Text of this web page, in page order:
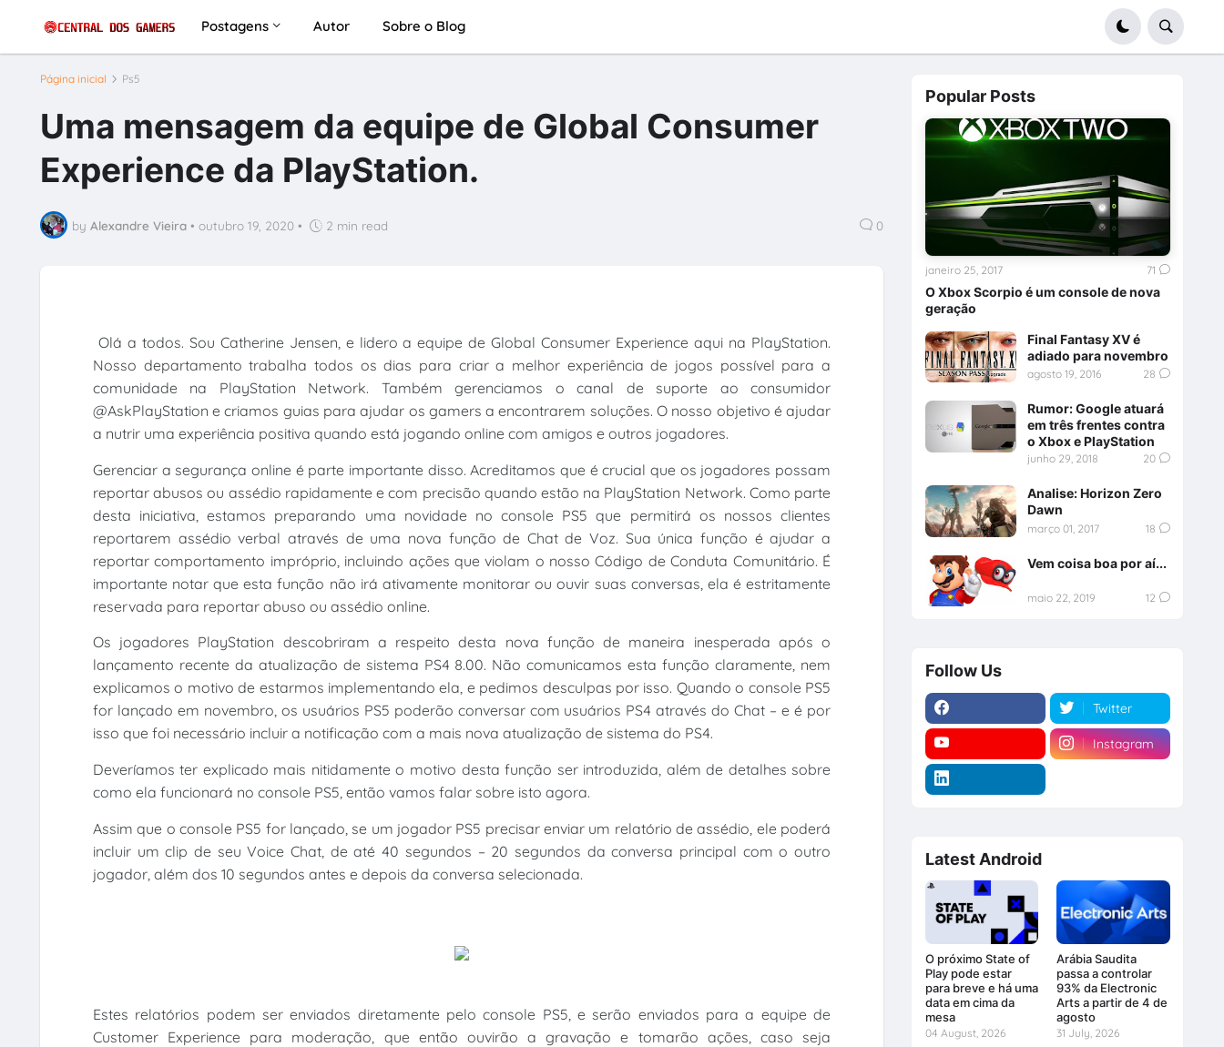
Postagens Autor Sobre o Blog
Página inicial Ps5
Uma mensagem da equipe de Global Consumer
Experience da PlayStation.
by Alexandre Vieira • outubro 19, 2020 • 2 min read 0
Olá a todos. Sou Catherine Jensen, e lidero a equipe de Global Consumer Experience aqui na PlayStation.
Nosso departamento trabalha todos os dias para criar a melhor experiência de jogos possível para a
comunidade na PlayStation Network. Também gerenciamos o canal de suporte ao consumidor
@AskPlayStation e criamos guias para ajudar os gamers a encontrarem soluções. O nosso objetivo é ajudar
a nutrir uma experiência positiva quando está jogando online com amigos e outros jogadores.
Gerenciar a segurança online é parte importante disso. Acreditamos que é crucial que os jogadores possam
reportar abusos ou assédio rapidamente e com precisão quando estão na PlayStation Network. Como parte
desta iniciativa, estamos preparando uma novidade no console PS5 que permitirá os nossos clientes
reportarem assédio verbal através de uma nova função de Chat de Voz. Sua única função é ajudar a
reportar comportamento impróprio, incluindo ações que violam o nosso Código de Conduta Comunitário. É
importante notar que esta função não irá ativamente monitorar ou ouvir suas conversas, ela é estritamente
reservada para reportar abuso ou assédio online.
Os jogadores PlayStation descobriram a respeito desta nova função de maneira inesperada após o
lançamento recente da atualização de sistema PS4 8.00. Não comunicamos esta função claramente, nem
explicamos o motivo de estarmos implementando ela, e pedimos desculpas por isso. Quando o console PS5
for lançado em novembro, os usuários PS5 poderão conversar com usuários PS4 através do Chat – e é por
isso que foi necessário incluir a notificação com a mais nova atualização de sistema do PS4.
Deveríamos ter explicado mais nitidamente o motivo desta função ser introduzida, além de detalhes sobre
como ela funcionará no console PS5, então vamos falar sobre isto agora.
Assim que o console PS5 for lançado, se um jogador PS5 precisar enviar um relatório de assédio, ele poderá
incluir um clip de seu Voice Chat, de até 40 segundos – 20 segundos da conversa principal com o outro
jogador, além dos 10 segundos antes e depois da conversa selecionada.
Estes relatórios podem ser enviados diretamente pelo console PS5, e serão enviados para a equipe de
Customer Experience para moderação, que então ouvirão a gravação e tomarão ações, caso seja
Popular Posts
O Xbox Scorpio é um console de nova
geração
janeiro 25, 2017 71
Final Fantasy XV é
adiado para novembro
agosto 19, 2016 28
Rumor: Google atuará
em três frentes contra
o Xbox e PlayStation
junho 29, 2018 20
Analise: Horizon Zero
Dawn
março 01, 2017 18
Vem coisa boa por aí...
maio 22, 2019 12
Follow Us
Twitter
Instagram
Latest Android
O próximo State of
Play pode estar
para breve e há uma
data em cima da
mesa
04 August, 2026
Arábia Saudita
passa a controlar
93% da Electronic
Arts a partir de 4 de
agosto
31 July, 2026